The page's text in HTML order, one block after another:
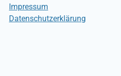
Impressum
Datenschutzerklärung